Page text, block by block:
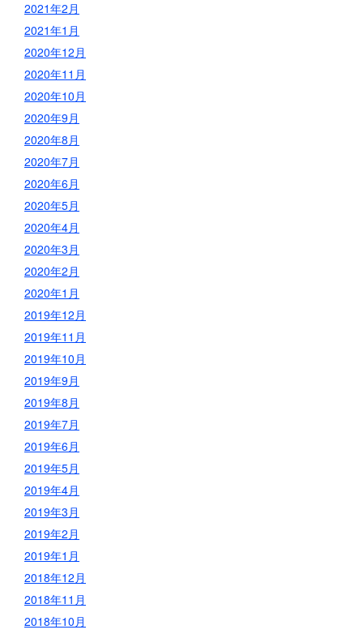
2021年2月
2021年1月
2020年12月
2020年11月
2020年10月
2020年9月
2020年8月
2020年7月
2020年6月
2020年5月
2020年4月
2020年3月
2020年2月
2020年1月
2019年12月
2019年11月
2019年10月
2019年9月
2019年8月
2019年7月
2019年6月
2019年5月
2019年4月
2019年3月
2019年2月
2019年1月
2018年12月
2018年11月
2018年10月